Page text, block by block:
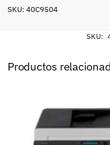
SKU: 40C9504
SKU:
Productos